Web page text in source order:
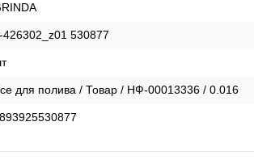
426302_z01 530877
для полива / Товар / НФ-00013336 / 0.016